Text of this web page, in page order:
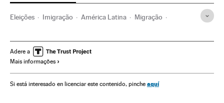
Eleições Imigração América Latina Migração
Câmara Representantes Estados Unidos
Estados Unidos
América do Norte Congresso Estados Unidos
Adere a
Mais informações
Si está interesado en licenciar este contenido, pinche aquí